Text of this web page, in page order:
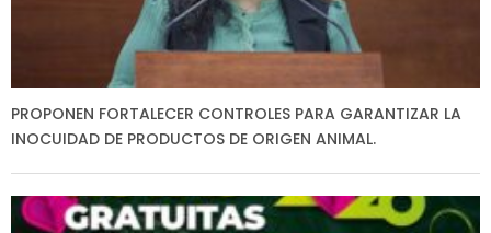
PROPONEN FORTALECER CONTROLES PARA GARANTIZAR LA
INOCUIDAD DE PRODUCTOS DE ORIGEN ANIMAL.